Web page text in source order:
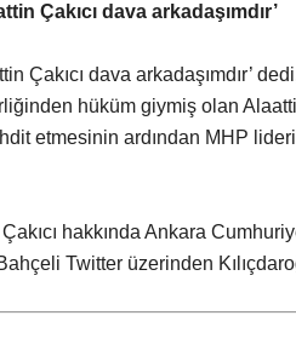
Çakıcı dava arkadaşımdır’
Çakıcı dava arkadaşımdır’
hüküm giymiş olan
etmesinin ardından MHP
hakkında Ankara
Twitter üzerinden